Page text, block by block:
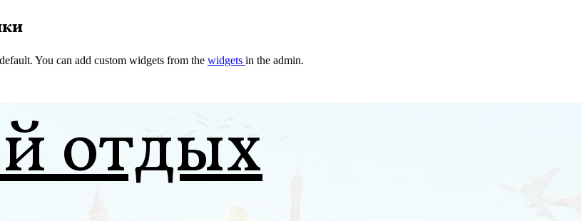
You can add custom widgets from the widgets in the admin.
отдых